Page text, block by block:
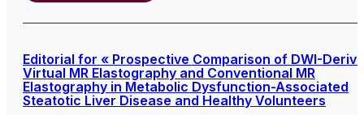
Editorial for « Prospective Comparison of DWI-
Virtual MR Elastography and Conventional MR
Elastography in Metabolic Dysfunction-Associated
Steatotic Liver Disease and Healthy Volunteers